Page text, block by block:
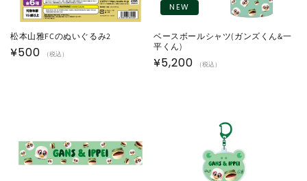
松本山雅FCのぬいぐるみ2
通
¥500 （税込）
NEW
ベースボールシャツ(ガンズくん&一
平くん)
通
¥5,200 （税込）